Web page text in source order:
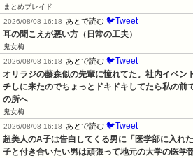
まとめブレイド
2026/08/08 16:18
あとで読む 🐦Tweet
耳の聞こえが悪い方（日常の工夫）
鬼女梅
2026/08/08 16:18
あとで読む 🐦Tweet
オリラジの藤森似の先輩に憧れてた。社内イベン
チしに来たのでちょっとドキドキしてたら私の前
の所へ
鬼女梅
2026/08/08 16:18
あとで読む 🐦Tweet
超美人のA子は告白してくる男に「医学部に入れ
子と付き合いたい男は頑張って地元の大学の医学